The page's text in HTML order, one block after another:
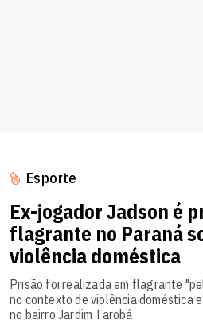
Esporte
Ex-jogador Jadson é
flagrante no Paraná
violência doméstica
Prisão foi realizada em flagrante
no contexto de violência doméstica
no bairro Jardim Tarobá